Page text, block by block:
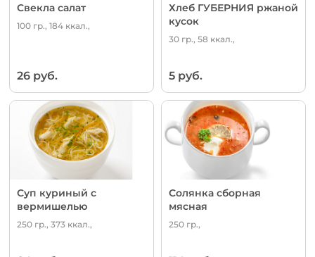
Свекла салат
100 гр., 184 ккал.,
26 руб.
Хлеб ГУБЕРНИЯ ржаной
кусок
30 гр., 58 ккал.,
5 руб.
Суп куриный с
вермишелью
250 гр., 373 ккал.,
Солянка сборная
мясная
250 гр.,